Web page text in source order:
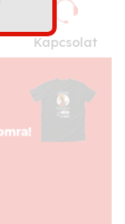
Kapcsolat